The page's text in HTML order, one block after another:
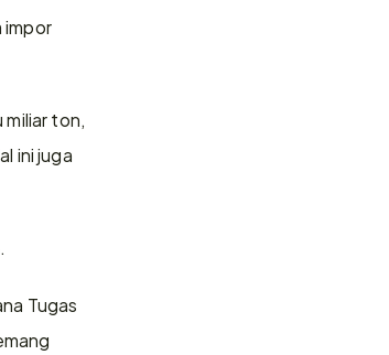
ton,
ini juga
Tugas